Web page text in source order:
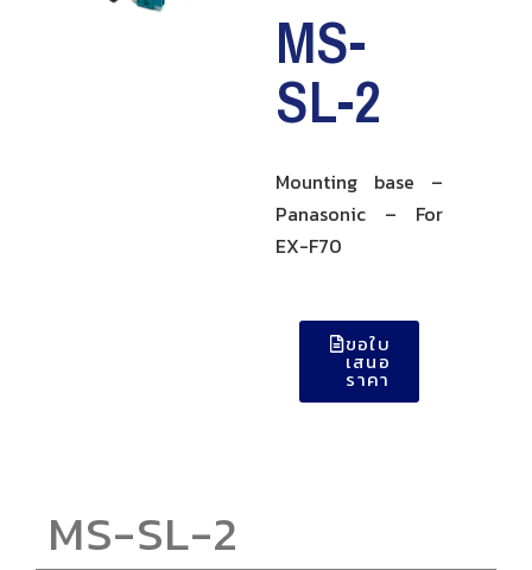
MS-
SL-2
Mounting base –
Panasonic – For
EX-F70
ขอใบ
เสนอ
ราคา
MS-SL-2